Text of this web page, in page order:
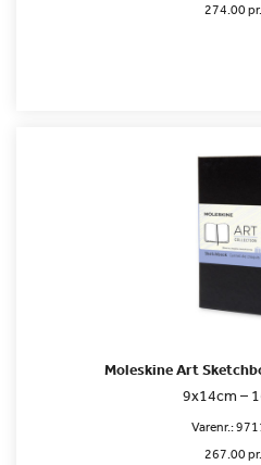
274.00
Moleskine Art
9x14cm –
Varenr.:
267.00